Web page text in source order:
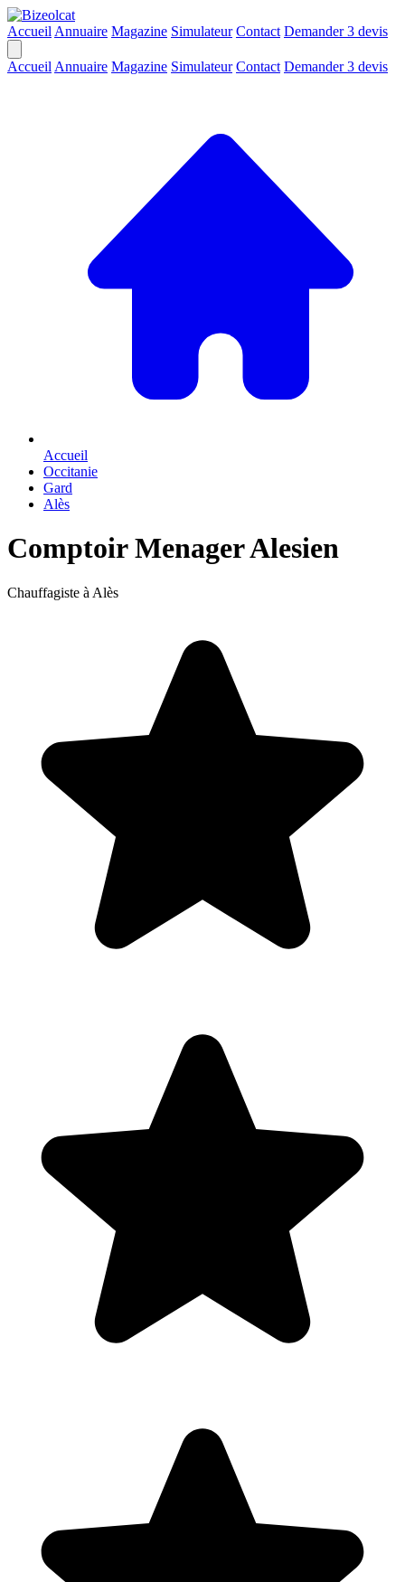
Accueil Annuaire Magazine Simulateur Contact Demander 3 devis
Accueil Annuaire Magazine Simulateur Contact Demander 3 devis
Accueil
Occitanie
Gard
Alès
Comptoir Menager Alesien
Chauffagiste à Alès